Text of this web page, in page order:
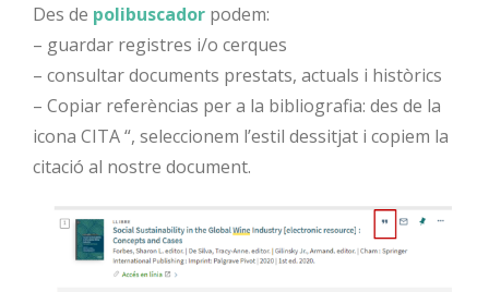
Des de polibuscador podem:
– guardar registres i/o cerques
– consultar documents prestats, actuals i històrics
– Copiar referèncias per a la bibliografia: des de la
icona CITA “, seleccionem l’estil dessitjat i copiem la
citació al nostre document.